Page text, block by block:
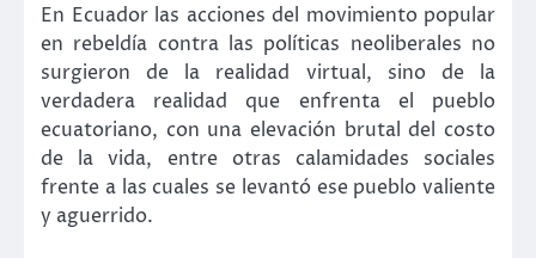
En Ecuador las acciones del movimiento popular
en rebeldía contra las políticas neoliberales no
surgieron de la realidad virtual, sino de la
verdadera realidad que enfrenta el pueblo
ecuatoriano, con una elevación brutal del costo
de la vida, entre otras calamidades sociales
frente a las cuales se levantó ese pueblo valiente
y aguerrido.